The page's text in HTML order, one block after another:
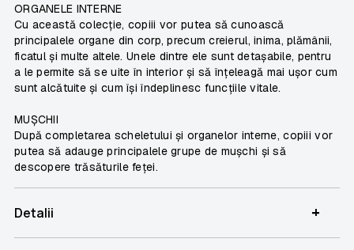
ORGANELE INTERNE
Cu această colecție, copiii vor putea să cunoască
principalele organe din corp, precum creierul, inima, plămânii,
ficatul și multe altele. Unele dintre ele sunt detașabile, pentru
a le permite să se uite în interior și să înțeleagă mai ușor cum
sunt alcătuite și cum își îndeplinesc funcțiile vitale.
MUȘCHII
După completarea scheletului și organelor interne, copiii vor
putea să adauge principalele grupe de mușchi și să
descopere trăsăturile feței.
Detalii +